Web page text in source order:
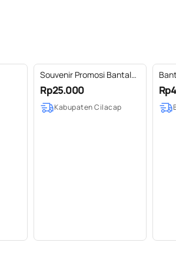
Souvenir Promosi Bantal
Leher ujung
Rp25.000
Kabupaten Cilacap